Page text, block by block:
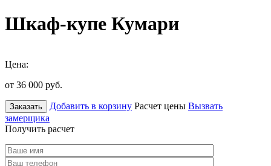
Шкаф-купе Кумари
Цена:
от 36 000 руб.
Заказать Добавить в корзину Расчет цены Вызвать
замерщика
Получить расчет